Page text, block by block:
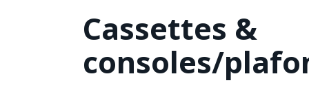
Cassettes &
consoles/